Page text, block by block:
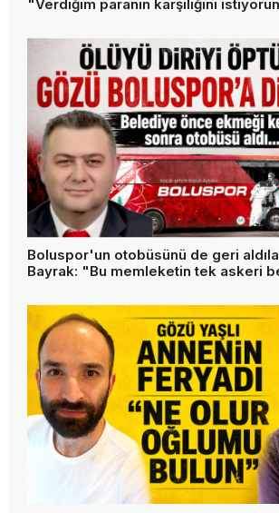
Bolu'da kafa kafaya çarpışma: 1 ölü,
Türkiye'nin en pahalı suyuna bir
"Verdiğim paranın karşılığını